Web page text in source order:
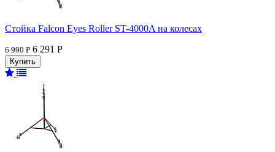
Стойка Falcon Eyes Roller ST-4000A на колесах
6 990 Р 6 291 Р